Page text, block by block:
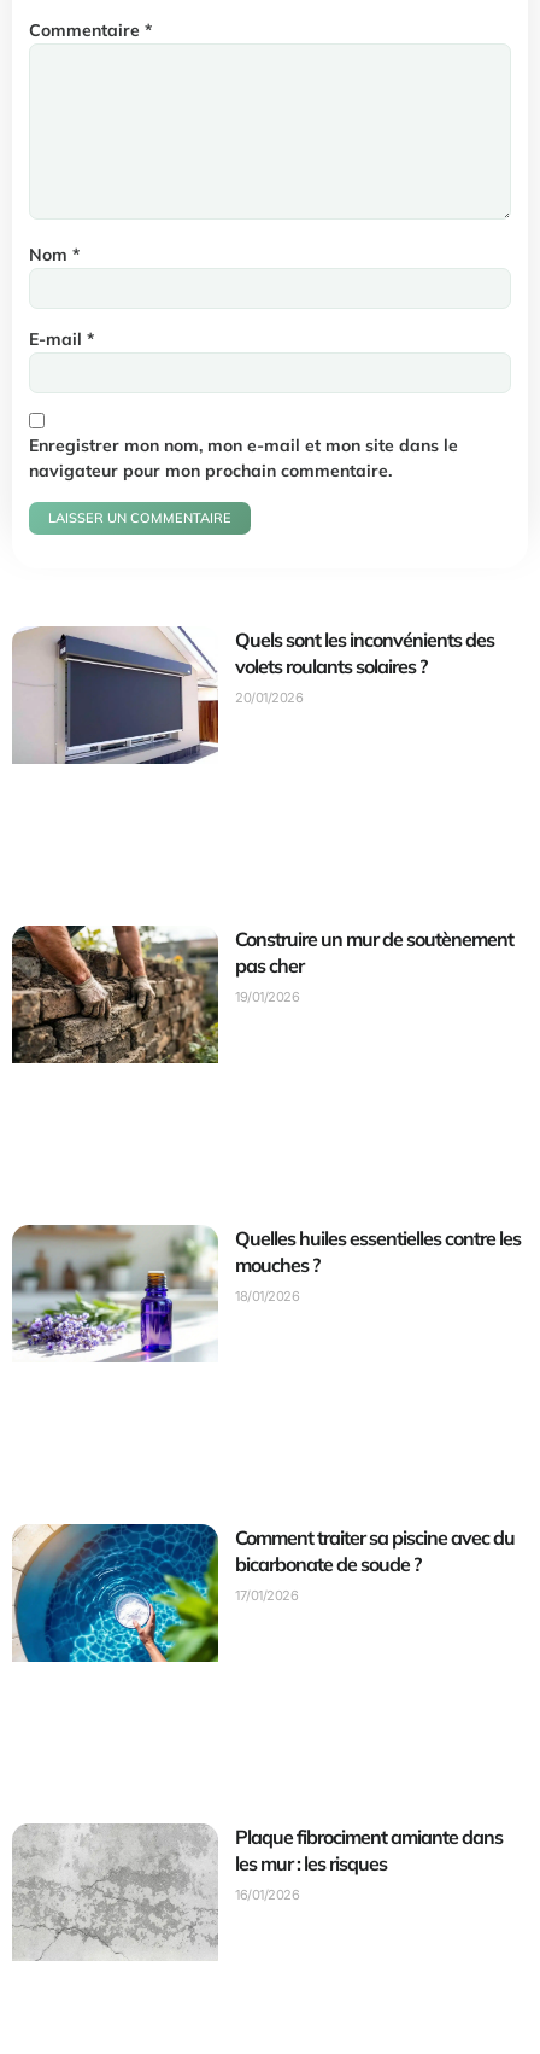
Commentaire *
Nom *
E-mail *
Enregistrer mon nom, mon e-mail et mon site dans le
navigateur pour mon prochain commentaire.
Quels sont les inconvénients des
volets roulants solaires ?
20/01/2026
Construire un mur de soutènement
pas cher
19/01/2026
Quelles huiles essentielles contre les
mouches ?
18/01/2026
Comment traiter sa piscine avec du
bicarbonate de soude ?
17/01/2026
Plaque fibrociment amiante dans
les mur : les risques
16/01/2026